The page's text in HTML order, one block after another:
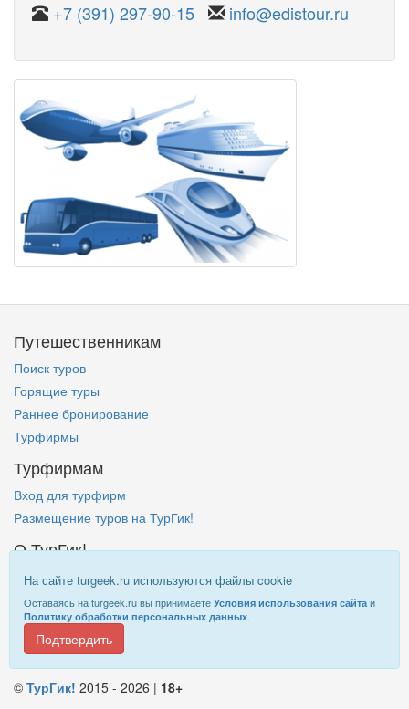
+7 (391) 297-90-15 info@edistour.ru
На сайте turgeek.ru используются файлы cookie
Оставаясь на turgeek.ru вы принимаете Условия использования сайта и
Политику обработки персональных данных.
Подтвердить
Путешественникам
Поиск туров
Горящие туры
Раннее бронирование
Турфирмы
Турфирмам
Вход для турфирм
Размещение туров на ТурГик!
О ТурГик!
Кто такой ТурГик?
Правовая информация
Информация наTurGeek.ru
© ТурГик! 2015 - 2026 | 18+